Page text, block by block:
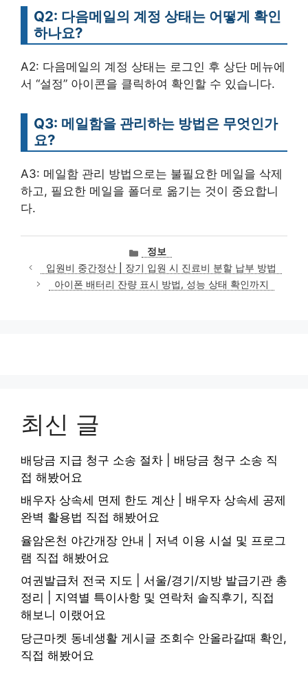
Q2: 다음메일의 계정 상태는 어떻게 확인
하나요?
A2: 다음메일의 계정 상태는 로그인 후 상단 메뉴에
서 “설정” 아이콘을 클릭하여 확인할 수 있습니다.
Q3: 메일함을 관리하는 방법은 무엇인가
요?
A3: 메일함 관리 방법으로는 불필요한 메일을 삭제
하고, 필요한 메일을 폴더로 옮기는 것이 중요합니
다.
카
테
고
리
정보
입원비 중간정산 | 장기 입원 시 진료비 분할 납부 방법
아이폰 배터리 잔량 표시 방법, 성능 상태 확인까지
최신 글
배당금 지급 청구 소송 절차 | 배당금 청구 소송 직
접 해봤어요
배우자 상속세 면제 한도 계산 | 배우자 상속세 공제
완벽 활용법 직접 해봤어요
율암온천 야간개장 안내 | 저녁 이용 시설 및 프로그
램 직접 해봤어요
여권발급처 전국 지도 | 서울/경기/지방 발급기관 총
정리 | 지역별 특이사항 및 연락처 솔직후기, 직접
해보니 이랬어요
당근마켓 동네생활 게시글 조회수 안올라갈때 확인,
직접 해봤어요